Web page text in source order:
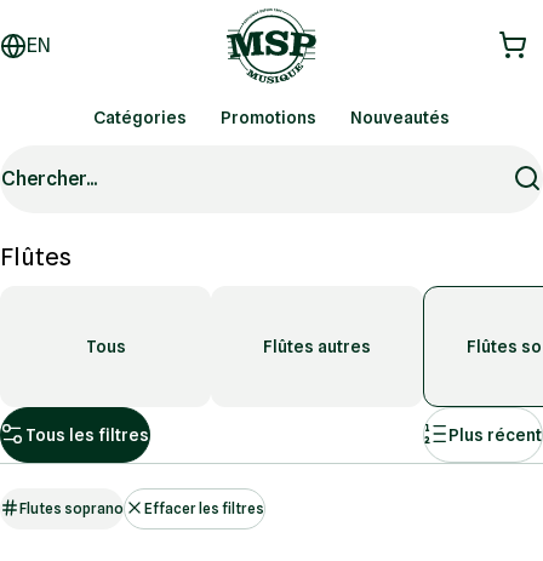
EN
Catégories Promotions Nouveautés
Chercher...
Flûtes
Tous Flûtes autres Flûtes
Tous les filtres Plus récent
Flutes soprano Effacer les filtres